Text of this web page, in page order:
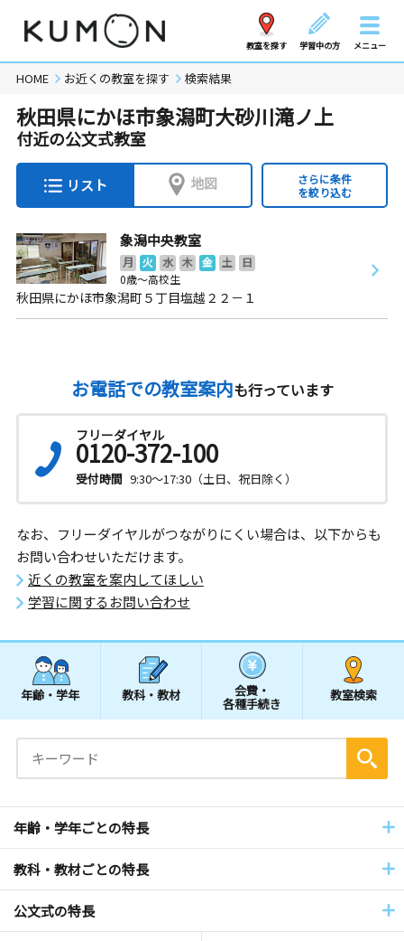
教室を探す 学習中の方 メニュー
HOME お近くの教室を探す 検索結果
秋田県にかほ市象潟町大砂川滝ノ上
付近の公文式教室
リスト 地図
さらに条件
を絞り込む
象潟中央教室
月 火 水 木 金 土
日
0歳～高校生
秋田県にかほ市象潟町５丁目塩越２２－１
お電話での教室案内も行っています
フリーダイヤル
0120-372-100
受付時間 9:30～17:30（土日、祝日除く）
なお、フリーダイヤルがつながりにくい場合は、以下からも
お問い合わせいただけます。
近くの教室を案内してほしい
学習に関するお問い合わせ
年齢・学年 教科・教材 会費・
各種手続き
教室検索
年齢・学年ごとの特長
教科・教材ごとの特長
公文式の特長